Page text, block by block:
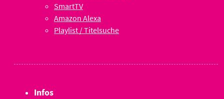
SmartTV
Amazon Alexa
Playlist / Titelsuche
Infos